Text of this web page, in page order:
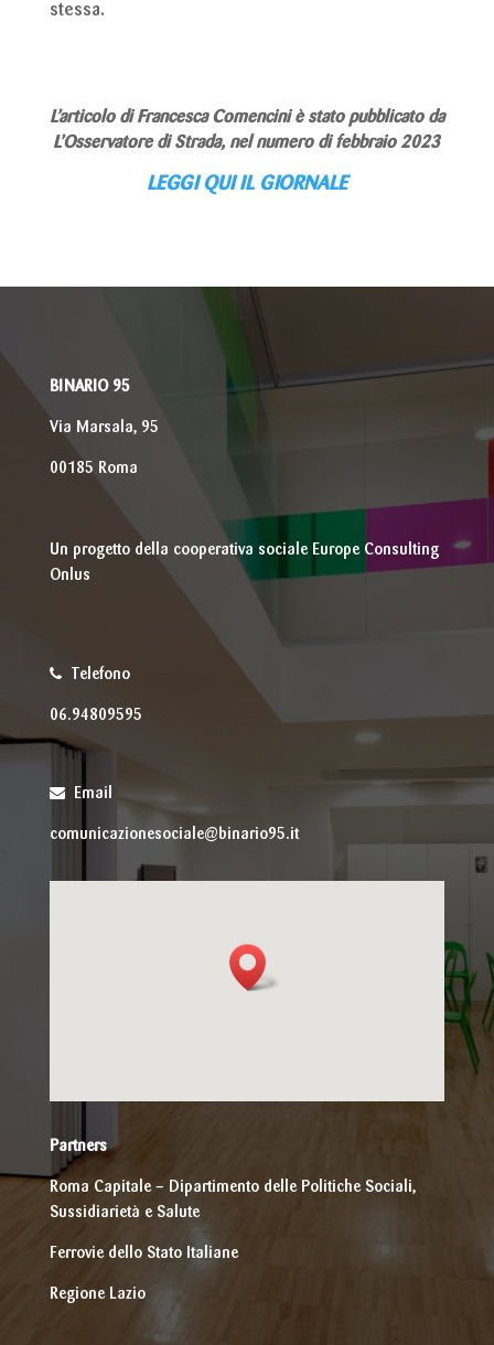
stessa.
L’articolo di Francesca Comencini è stato pubblicato da
L’Osservatore di Strada, nel numero di febbraio 2023
LEGGI QUI IL GIORNALE
BINARIO 95
Via Marsala, 95
00185 Roma
Un progetto della cooperativa sociale Europe Consulting
Onlus
Telefono
06.94809595
Email
comunicazionesociale@binario95.it
Partners
Roma Capitale – Dipartimento delle Politiche Sociali,
Sussidiarietà e Salute
Ferrovie dello Stato Italiane
Regione Lazio